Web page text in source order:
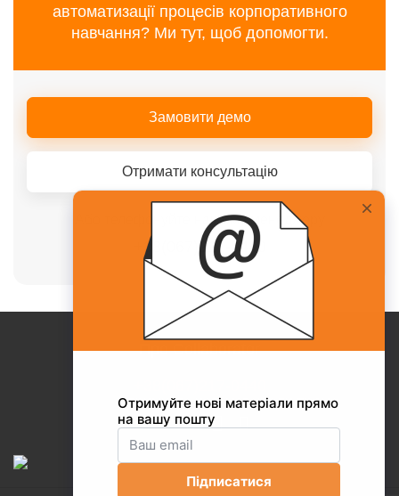
автоматизації процесів корпоративного
навчання? Ми тут, щоб допомогти.
Замовити демо
Отримати консультацію
Або телефонуйте нашому менеджеру
+38(067)217-0440
Про Collaborator